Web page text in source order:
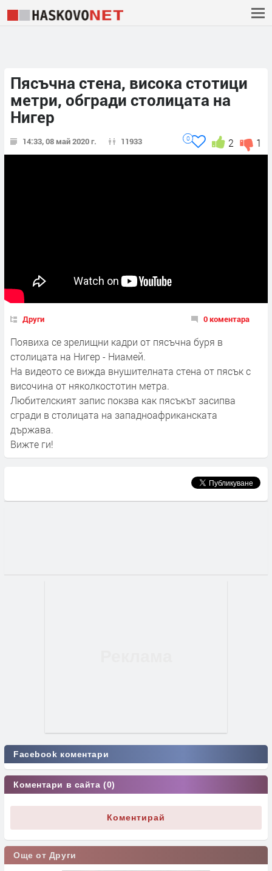
Пясъчна стена, висока стотици
метри, обгради столицата на
Нигер
14:33, 08 май 2020 г. 11933 1
2
0
Други 0 коментара
Появиха се зрелищни кадри от пясъчна буря в
столицата на Нигер - Ниамей.
На видеото се вижда внушителната стена от пясък с
височина от няколкостотин метра.
Любителският запис покзва как пясъкът засипва
сгради в столицата на западноафриканската
държава.
Вижте ги!
Facebook коментари
Коментари в сайта (0)
Коментирай
Още от Други